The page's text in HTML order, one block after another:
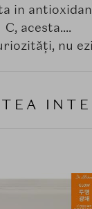
in
C, acesta....
nu